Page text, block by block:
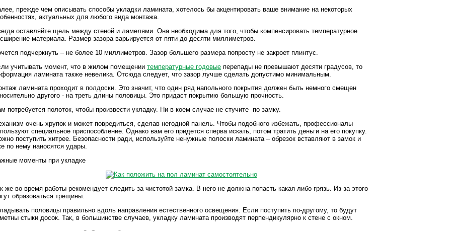
прежде чем описывать способы укладки ламината, хотелось бы акцентировать ваше внимание на некоторых
актуальных для любого вида монтажа.
оставляйте щель между стеной и ламелями. Она необходима для того, чтобы компенсировать температурное
материала. Размер зазора варьируется от пяти до десяти миллиметров.
подчеркнуть – не более 10 миллиметров. Зазор большего размера попросту не закроет плинтус.
учитывать момент, что в жилом помещении температурные годовые перепады не превышают десяти градусов, то
ламината также невелика. Отсюда следует, что зазор лучше сделать допустимо минимальным.
ламината проходит в полдоски. Это значит, что один ряд напольного покрытия должен быть немного смещен
другого - на треть длины половицы. Это придаст покрытию большую прочность.
потребуется полоток, чтобы произвести укладку. Ни в коем случае не стучите по замку.
очень хрупок и может повредиться, сделав негодной панель. Чтобы подобного избежать, профессионалы
специальное приспособление. Однако вам его придется сперва искать, потом тратить деньги на его покупку.
поступить хитрее. Безопасности ради, используйте ненужные полоски ламината – обрезок вставляют в замок и
по нему наносятся удары.
моменты при укладке
же во время работы рекомендует следить за чистотой замка. В него не должна попасть какая-либо грязь. Из-за этого
образоваться трещины.
половицы правильно вдоль направления естественного освещения. Если поступить по-другому, то будут
стыки досок. Так, в большинстве случаев, укладку ламината производят перпендикулярно к стене с окном.